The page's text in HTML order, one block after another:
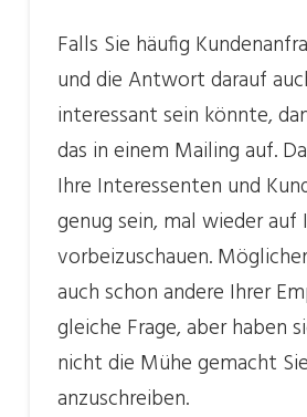
Falls Sie häufig
und die Antwort darauf
interessant sein könnte,
das in einem Mailing auf.
Ihre Interessenten und
genug sein, mal wieder
vorbeizuschauen.
auch schon andere Ihrer
gleiche Frage, aber haben
nicht die Mühe gemacht Sie
anzuschreiben.